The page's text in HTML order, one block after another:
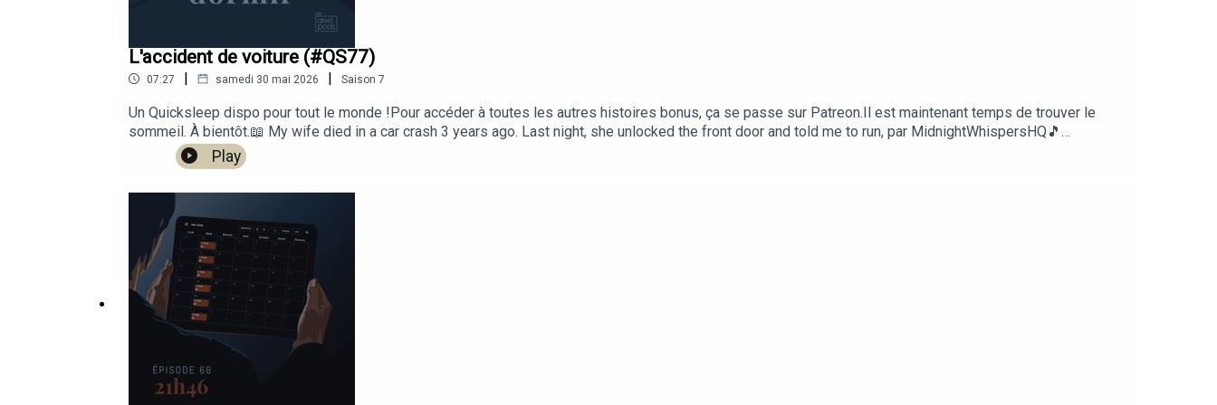
00:59:03: La cabane à sucre
L'accident de voiture (#QS77)
07:27 | samedi 30 mai 2026 | Saison 7
Un Quicksleep dispo pour tout le monde !Pour accéder à toutes les autres histoires bonus, ça se passe sur Patreon.Il est maintenant temps de trouver le
sommeil. À bientôt.📖 My wife died in a car crash 3 years ago. Last night, she unlocked the front door and told me to run, par MidnightWhispersHQ🎵
L'incendie, par UnDixGoProduction : Les antipods
Play